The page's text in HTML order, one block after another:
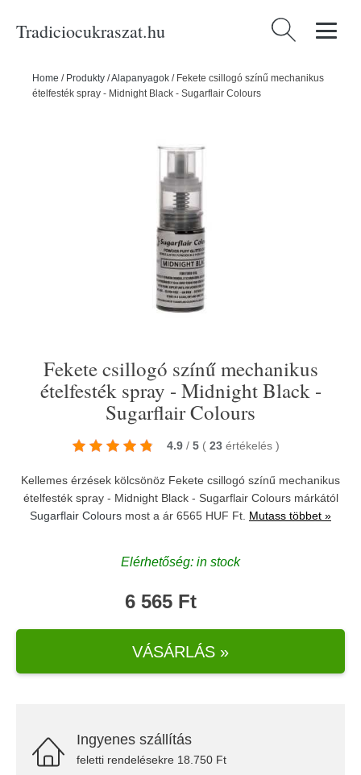
Tradiciocukraszat.hu Keresés:
Home / Produkty /Alapanyagok / Fekete csillogó színű mechanikus
ételfesték spray - Midnight Black - Sugarflair Colours
Fekete csillogó színű mechanikus
ételfesték spray - Midnight Black -
Sugarflair Colours
4.9 / 5 ( 23 értékelés )
Kellemes érzések kölcsönöz Fekete csillogó színű mechanikus
ételfesték spray - Midnight Black - Sugarflair Colours márkától
Sugarflair Colours most a ár 6565 HUF Ft. Mutass többet »
Elérhetőség: in stock
6 565 Ft
VÁSÁRLÁS »
Ingyenes szállítás
feletti rendelésekre 18.750 Ft